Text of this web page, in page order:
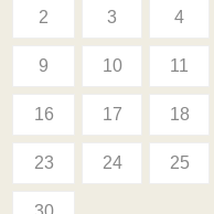
2 3 4
9 10 11
16 17 18
23 24 25